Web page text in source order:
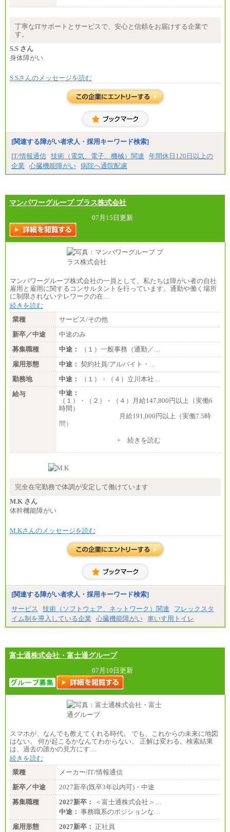
大学院卒 月給264,000円／大学卒 月給250,000円／短
※試用期間中も給与に変更はございません
中途：
丁寧なITサポートとサービスで、安心と信頼をお届けする企業で
す。
S.S さん
身体障がい
S.Sさんのメッセージを読む
[関連する障がい者求人・採用キーワード検索]
IT/情報通信 技術（電気、電子、機械）関連
年間休日120日以上の
企業
心臓機能障がい 病院へ通院配慮
マンパワーグループ プラス株式会社
07月15日更新
マンパワーグループ株式会社の一員として、私たちは障がい者の自社
雇用と雇用に関するコンサルタントを行っています。通勤や働く場所
に制限されないテレワークの在…
続きを読む
業種
サービス/その他
新卒／中途
中途のみ
募集職種
中途：
（１）一般事務（通勤／…
雇用形態
中途： 契約社員/アルバイト・…
勤務地
中途：
（１）・（４）立川本社…
給与
中途：
（１）・（２）・（４）月給147,800円以上（実働6
時間）
月給191,000円以上（実働7.5時
間）
（３）月給191,000円以上（実働7.5時間）
（５）月給147,800円以上（実働6時間）
時給 1,226円（実働4.5時間）
間額換算額）
・退職金相当手当 37円
ざいません。
+ 続きを読む
完全在宅勤務で体調が安定して働けています
M.K さん
体幹機能障がい
M.Kさんのメッセージを読む
[関連する障がい者求人・採用キーワード検索]
サービス
技術（ソフトウェア、ネットワーク）関連
フレックスタ
イム制を導入している企業
心臓機能障がい 車いす用トイレ
富士通株式会社・富士通グループ
07月10日更新
スマホが、なんでも教えてくれる時代。 でも、これからの未来に地図
はない。 何が起こるかなんてわからない。 正解は変わる。検索結果
は、過去の誰かの見方にす…
続きを読む
業種
メーカー/IT/情報通信
新卒／中途
2027新卒(既卒3年以内可)・中途
募集職種
2027新卒：
＜富士通株式会社＞…
中途： 事務職系のポジションな…
雇用形態
2027新卒： 正社員